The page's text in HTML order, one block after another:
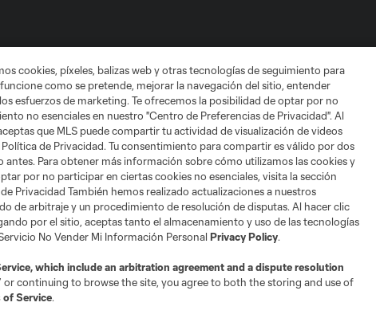
Politica de privacidad Do Not Sell or Share My Personal Information
Soccer and MLS name and shield are registered trademarks of
of MLS or are used with the permission of their owners. Any
cookies, píxeles, balizas web y otras tecnologías de seguimiento para
como se pretende, mejorar la navegación del sitio, entender
esfuerzos de marketing. Te ofrecemos la posibilidad de optar por no
no esenciales en nuestro "Centro de Preferencias de Privacidad". Al
que MLS puede compartir tu actividad de visualización de videos
de Privacidad. Tu consentimiento para compartir es válido por dos
Para obtener más información sobre cómo utilizamos las cookies y
por no participar en ciertas cookies no esenciales, visita la sección
Privacidad También hemos realizado actualizaciones a nuestros
de arbitraje y un procedimiento de resolución de disputas. Al hacer clic
por el sitio, aceptas tanto el almacenamiento y uso de las tecnologías
No Vender Mi Información Personal Privacy Policy.
, which include an arbitration agreement and a dispute resolution
or continuing to browse the site, you agree to both the storing and use of
of Service.